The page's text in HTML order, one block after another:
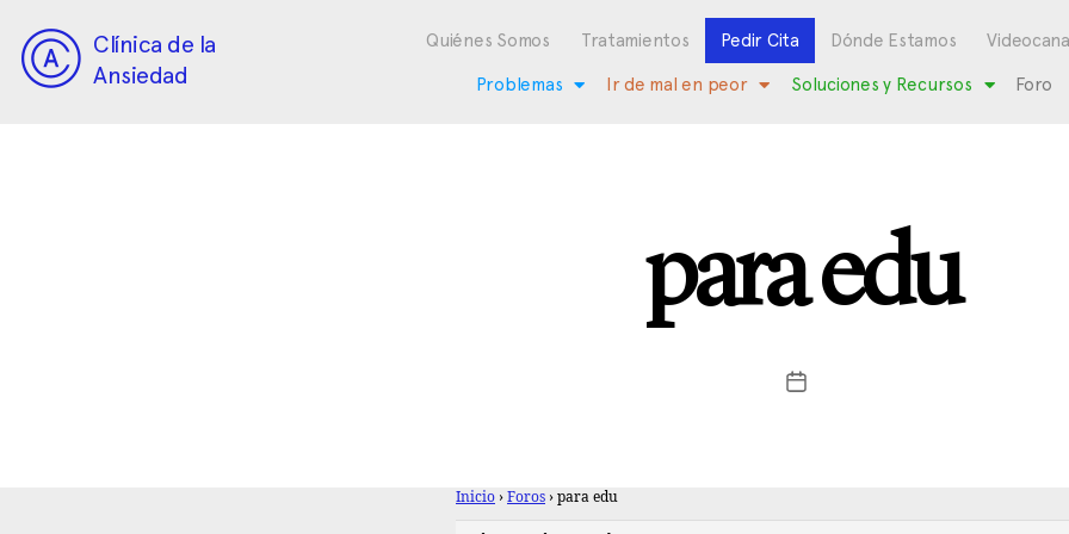
Clínica de la
Ansiedad
Quiénes Somos Tratamientos Pedir Cita Dónde Estamos
Problemas Ir de mal en peor Soluciones y Recursos Foro
para edu
Inicio › Foros › para edu